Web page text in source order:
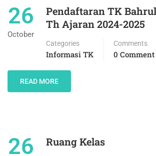
26
October
Pendaftaran TK
Th Ajaran 2024-2025
Categories
Informasi TK
Comments
0 Comment
READ MORE
26 Ruang Kelas